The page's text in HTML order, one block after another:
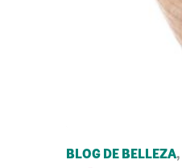
BLOG DE BELLEZA,